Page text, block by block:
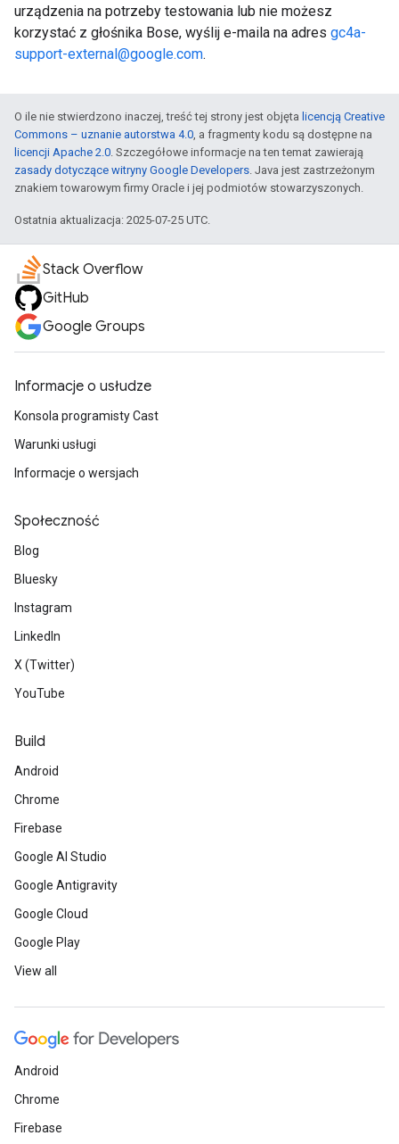
urządzenia na potrzeby testowania lub nie możesz
korzystać z głośnika Bose, wyślij e-maila na adres gc4a-
support-external@google.com.
O ile nie stwierdzono inaczej, treść tej strony jest objęta licencją Creative
Commons – uznanie autorstwa 4.0, a fragmenty kodu są dostępne na
licencji Apache 2.0. Szczegółowe informacje na ten temat zawierają
zasady dotyczące witryny Google Developers. Java jest zastrzeżonym
znakiem towarowym firmy Oracle i jej podmiotów stowarzyszonych.
Ostatnia aktualizacja: 2025-07-25 UTC.
Stack Overflow
GitHub
Google Groups
Informacje o usłudze
Konsola programisty Cast
Warunki usługi
Informacje o wersjach
Społeczność
Blog
Bluesky
Instagram
LinkedIn
X (Twitter)
YouTube
Build
Android
Chrome
Firebase
Google AI Studio
Google Antigravity
Google Cloud
Google Play
View all
Android
Chrome
Firebase